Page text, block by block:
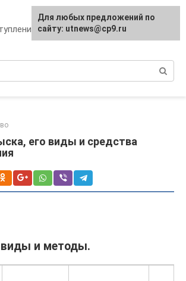
наказания, места
его виды и средства
виды и методы.
Для любых предложений по
сайту: utnews@cp9.ru